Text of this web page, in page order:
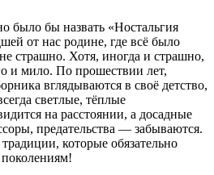
было бы назвать «Ностальгия
от нас родине, где всё было
страшно. Хотя, иногда и страшно,
и мило. По прошествии лет,
вглядываются в своё детство,
светлые, тёплые
на расстоянии, а досадные
предательства — забываются.
которые обязательно